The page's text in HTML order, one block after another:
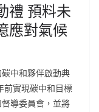
禮 預料未
應對氣候
中和夥伴啟動典
前實現碳中和目標
導委員會，並將